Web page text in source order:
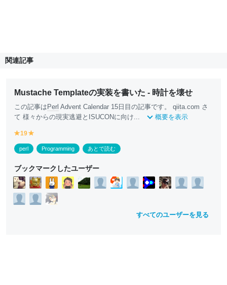
関連記事
Mustache Templateの実装を書いた - 時計を壊せ
この記事は Perl Advent Calendar 15日目の記事です。 qiita.com さ
て 様々からの現実逃避とISUCONに向け...
概要を表示
y
e
ll
w
19
e
ll
w
perl Programming あとで読む
ブックマークしたユーザー
すべてのユーザーを見る